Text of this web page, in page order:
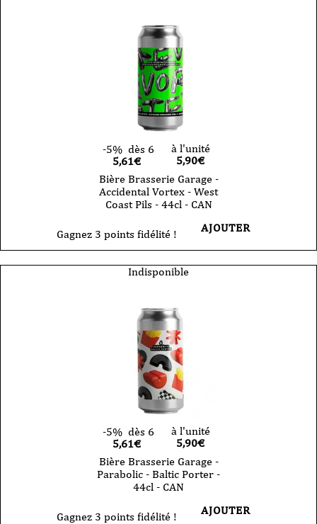
-5% dès 6
5,61€
à l'unité
5,90€
Bière Brasserie Garage -
Accidental Vortex - West
Coast Pils - 44cl - CAN
Gagnez 3 points fidélité ! AJOUTER
Indisponible
-5% dès 6
5,61€
à l'unité
5,90€
Bière Brasserie Garage -
Parabolic - Baltic Porter -
44cl - CAN
Gagnez 3 points fidélité ! AJOUTER